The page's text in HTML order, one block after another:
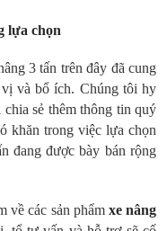
lựa chọn
3 tấn trên đây đã cung
và bổ ích. Chúng tôi hy
sẻ thêm thông tin quý
khăn trong việc lựa chọn
đang được bày bán rộng
về các sản phẩm xe nâng